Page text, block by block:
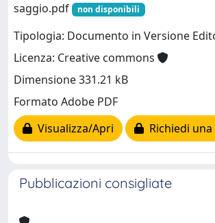
saggio.pdf
non disponibili
Tipologia: Documento in Versione
Licenza: Creative commons
Dimensione 331.21 kB
Formato Adobe PDF
Visualizza/Apri
Richiedi
Pubblicazioni consigliate